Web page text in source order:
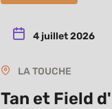
4 juillet 2026
LA TOUCHE
Tan et Field